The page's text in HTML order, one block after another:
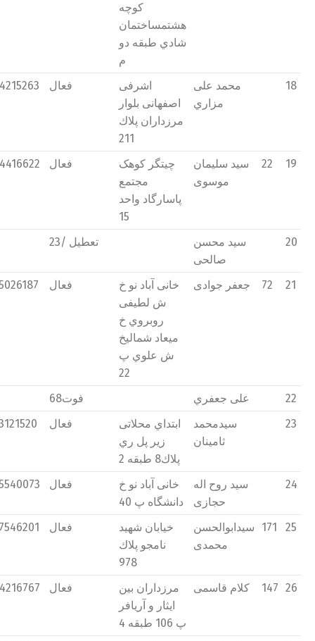
كوچه
هشتمساختمان
شادي طبقه دو
م
فعال
اشرفی
اصفهانی بلوار
مرزداران پلاك
211
محمد علی
مزاري
18
فعال
چیتگر كوهک
مجتمع
پاسارگاد واحد
15
سید سلیمان
موسوی
22 19
23/ تعطیل
سید محسن
صالحی
20
فعال
خانی آباد نو خ
ش لطیفی
روبروي خ
میعاد شمالیخ
ش علوي پ
22
جعفر جوادی 72 21
فوت68 علی جعفري
22
فعال
ابتداي محلاتی
زير پل ري
پلاك8 طبقه 2
سیدمحمد
ثامینان
23
فعال
خانی آباد نو خ
دانشگاه پ 40
سید روح اله
حجازی
24
فعال
خیابان شهید
نامجو پلاك
978
سیدابوالحسن
محمدی
171 25
فعال
مرزداران بین
ايثار و آريافر
پ 106 طبقه 4
كلام قاسمی 147 26